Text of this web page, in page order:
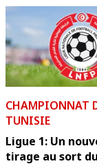
CHAMPIONNAT
TUNISIE
Ligue 1: Un
tirage au sort du